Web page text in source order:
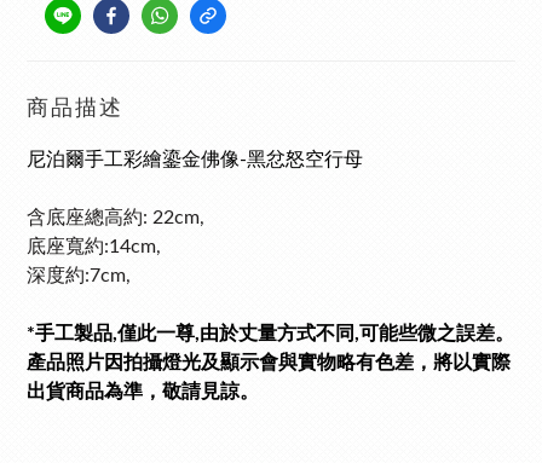
商品描述
尼泊爾手工彩繪鎏金佛像-黑忿怒空行母
含底座總高約: 22cm,
底座寬約:14cm,
深度約:7cm,
*手工製品,僅此一尊,由於丈量方式不同,可能些微之誤差。
產品照片因拍攝燈光及顯示會與實物略有色差，將以實際
出貨商品為準，敬請見諒。